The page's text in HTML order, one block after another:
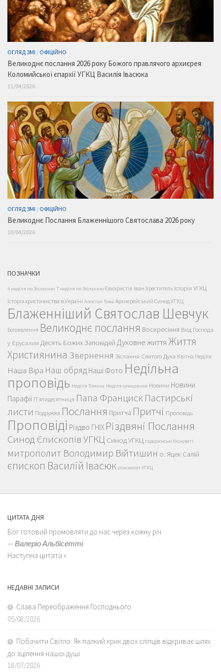
ОГЛЯД ЗМІ / ОФІЦІЙНО
Великоднє послання 2026 року Божого правлячого архиєрея
Коломийської єпархії УГКЦ Василія Івасюка
11/04/2026
ОГЛЯД ЗМІ / ОФІЦІЙНО
Великоднє Послання Блаженнішого Святослава 2026 року
10/04/2026
ПОЗНАЧКИ
4 неділя по Зісланню 7 неділя по Зісланню Євхаристія Іван Хреститель Історія УГКЦ
Історія християнства в Україні Апостол Тома Архиєрейський Синод УГКЦ
Блаженніший Святослав Шевчук
Богоявлення Великоднє послання Воскресіння Вхід Господа
у Єрусалим Десять Божих Заповідей Духовне життяЖиття
Християнина Звернення Зіслання Святого Духа Квітна Неділя
Наша Віра Наш обряд Наші Фото Недільна
проповідь Неділя Томина Неділя самарянки Новини Новини
Парафії П'ятидесятниця Папа Франциск Пастирські
листи Подружжя Послання Притча Притчі Проповідь
Проповіді Різдво ГНІХ Різдвяні Послання
Синод Єпископів УГКЦ Синод УГКЦ гадаринські біснуваті
митрополит Володимир Війтишин о. Яцек Салій
єпископ Василій Івасюк єпископат УГКЦ
ЦИТАТА ДНЯ
Бог готовий промовляти до нас через кожну річ
—Валеріо Альбісетті.
Наступна цитата »
НЕДАВНІ ЗАПИСИ
Слава Переображення Господнього
05/08/2026
Побачити Світло: Як палкий крик двох сліпців відкриває шлях
до зцілення нашої душі
18/07/2026